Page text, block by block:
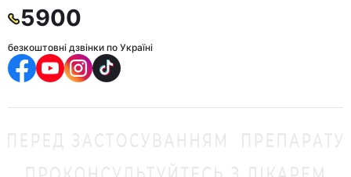
5900
безкоштовні дзвінки по Україні